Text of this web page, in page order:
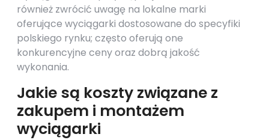
również zwrócić uwagę na lokalne marki
oferujące wyciągarki dostosowane do specyfiki
polskiego rynku; często oferują one
konkurencyjne ceny oraz dobrą jakość
wykonania.
Jakie są koszty związane z
zakupem i montażem
wyciągarki